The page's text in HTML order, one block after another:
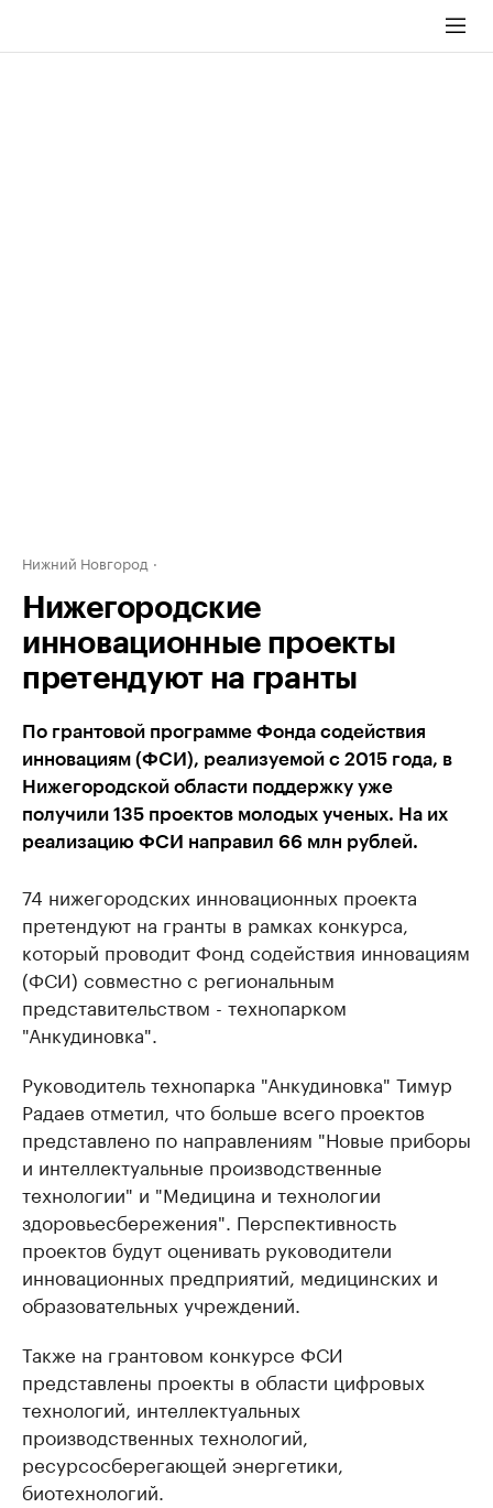
Нижний Новгород
Нижегородские
инновационные проекты
претендуют на гранты
По грантовой программе Фонда содействия
инновациям (ФСИ), реализуемой с 2015 года, в
Нижегородской области поддержку уже
получили 135 проектов молодых ученых. На их
реализацию ФСИ направил 66 млн рублей.
74 нижегородских инновационных проекта
претендуют на гранты в рамках конкурса,
который проводит Фонд содействия инновациям
(ФСИ) совместно с региональным
представительством - технопарком
"Анкудиновка".
Руководитель технопарка "Анкудиновка" Тимур
Радаев отметил, что больше всего проектов
представлено по направлениям "Новые приборы
и интеллектуальные производственные
технологии" и "Медицина и технологии
здоровьесбережения". Перспективность
проектов будут оценивать руководители
инновационных предприятий, медицинских и
образовательных учреждений.
Также на грантовом конкурсе ФСИ
представлены проекты в области цифровых
технологий, интеллектуальных
производственных технологий,
ресурсосберегающей энергетики,
биотехнологий.